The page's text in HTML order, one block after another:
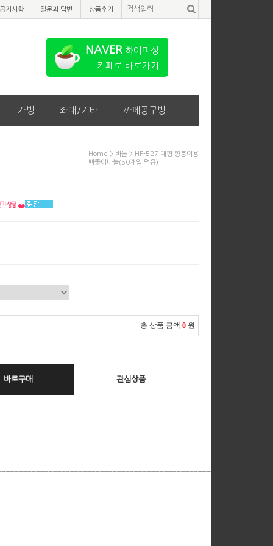
공지사항 질문과 답변 상품후기
가방 좌대/기타 까페공구방
NAVER 하이피싱
카페로 바로가기
Home > 바늘 > HF-527 대형 향붕어용
삐뚤이바늘(50개입 덕용)
총 상품 금액 0 원
바로구매 관심상품